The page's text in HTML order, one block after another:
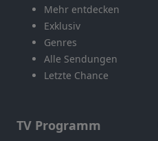
Mehr entdecken
Exklusiv
Genres
Alle Sendungen
Letzte Chance
TV Programm